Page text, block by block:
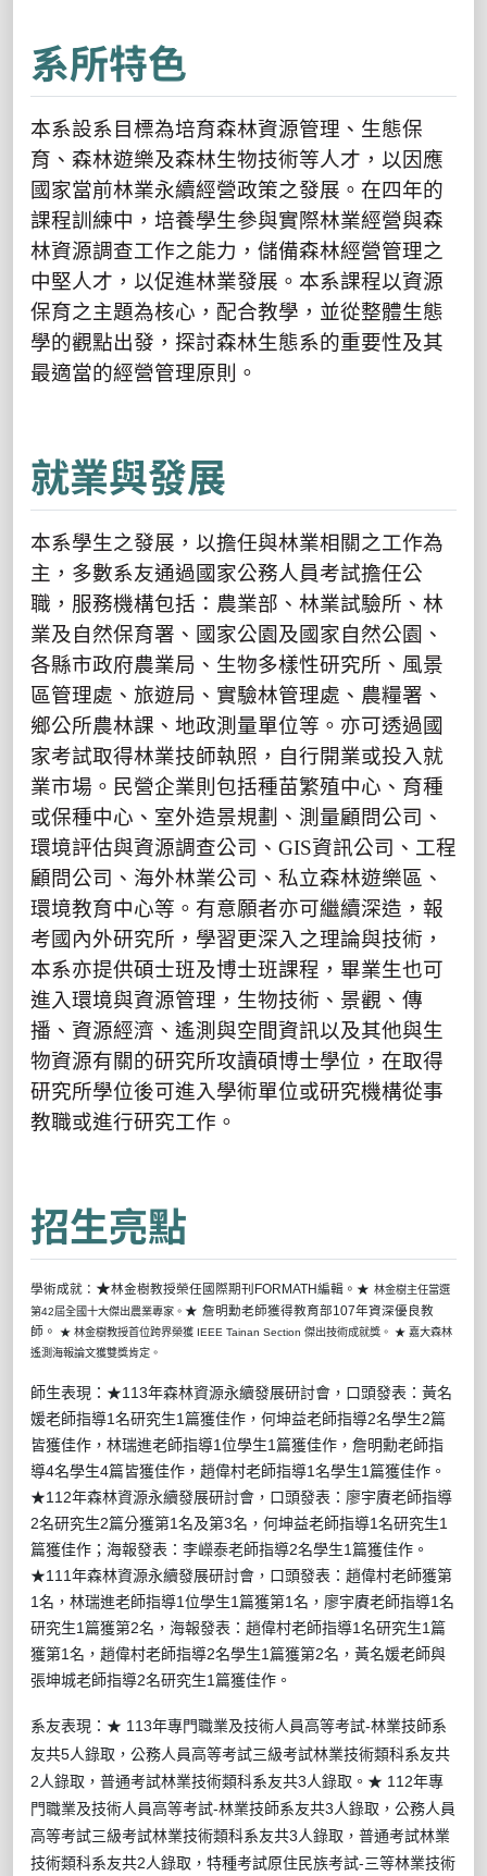
系所特色
本系設系目標為培育森林資源管理、生態保
育、森林遊樂及森林生物技術等人才，以因應
國家當前林業永續經營政策之發展。在四年的
課程訓練中，培養學生參與實際林業經營與森
林資源調查工作之能力，儲備森林經營管理之
中堅人才，以促進林業發展。本系課程以資源
保育之主題為核心，配合教學，並從整體生態
學的觀點出發，探討森林生態系的重要性及其
最適當的經營管理原則。
就業與發展
本系學生之發展，以擔任與林業相關之工作為
主，多數系友通過國家公務人員考試擔任公
職，服務機構包括：農業部、林業試驗所、林
業及自然保育署、國家公園及國家自然公園、
各縣市政府農業局、生物多樣性研究所、風景
區管理處、旅遊局、實驗林管理處、農糧署、
鄉公所農林課、地政測量單位等。亦可透過國
家考試取得林業技師執照，自行開業或投入就
業市場。民營企業則包括種苗繁殖中心、育種
或保種中心、室外造景規劃、測量顧問公司、
環境評估與資源調查公司、 GIS資訊公司、工程
顧問公司、海外林業公司、私立森林遊樂區、
環境教育中心等。有意願者亦可繼續深造，報
考國內外研究所，學習更深入之理論與技術，
本系亦提供碩士班及博士班課程，畢業生也可
進入環境與資源管理，生物技術、景觀、傳
播、資源經濟、遙測與空間資訊以及其他與生
物資源有關的研究所攻讀碩博士學位，在取得
研究所學位後可進入學術單位或研究機構從事
教職或進行研究工作。
招生亮點
學術成就： ★林金樹教授榮任國際期刊FORMATH編輯。 ★ 林金樹主任當選
第42屆全國十大傑出農業專家。 ★ 詹明勳老師獲得教育部107年資深優良教
師。
★ 林金樹教授首位跨界榮獲 IEEE Tainan Section 傑出技術成就獎。 ★ 嘉大森林
遙測海報論文獲雙獎肯定。
師生表現： ★113年森林資源永續發展研討會， 口頭發表：黃名
媛老師指導1名研究生1篇獲佳作， 何坤益老師指導2名學生2篇
皆獲佳作，林瑞進老師指導1位學生1篇獲佳作， 詹明勳老師指
導4名學生4篇皆獲佳作， 趙偉村老師指導1名學生1篇獲佳作 。
★112年森林資源永續發展研討會， 口頭發表： 廖宇賡老師指導
2名研究生2篇分獲第1名及第3名， 何坤益老師指導1名研究生1
篇獲佳作 ； 海報發表：李嶸泰老師指導2名學生1篇獲佳作。
★111年森林資源永續發展研討會， 口頭發表： 趙偉村老師獲第
1名， 林瑞進老師指導1位學生1篇獲第1名， 廖宇賡老師指導1名
研究生1篇獲第2名， 海報發表： 趙偉村老師指導1名研究生1篇
獲第1名， 趙偉村老師指導2名學生1篇獲第2名，黃名媛老師與
張坤城老師指導2名研究生1篇獲佳作。
系友表現：★ 113年專門職業及技術人員高等考試-林業技師系
友共5人錄取，公務人員高等考試三級考試林業技術類科系友共
2人錄取，普通考試林業技術類科系友共3人錄取。 ★ 112年專
門職業及技術人員高等考試-林業技師系友共3人錄取，公務人員
高等考試三級考試林業技術類科系友共3人錄取，普通考試林業
技術類科系友共2人錄取，特種考試原住民族考試-三等林業技術